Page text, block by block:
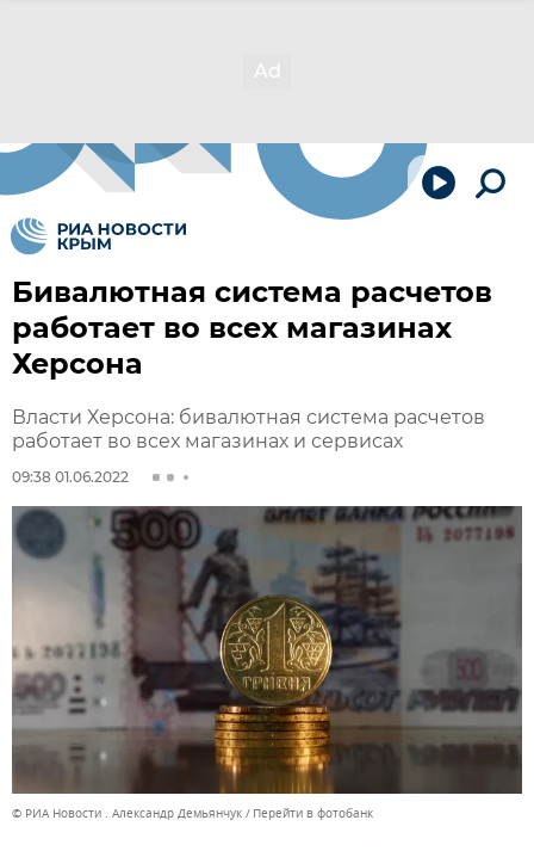
Бивалютная система расчетов
работает во всех магазинах
Херсона
Власти Херсона: бивалютная система расчетов
работает во всех магазинах и сервисах
09:38 01.06.2022
© РИА Новости . Александр Демьянчук Перейти в фотобанк